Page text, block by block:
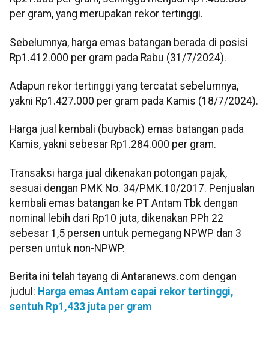
per gram, yang merupakan rekor tertinggi.
Sebelumnya, harga emas batangan berada di posisi
Rp1.412.000 per gram pada Rabu (31/7/2024).
Adapun rekor tertinggi yang tercatat sebelumnya,
yakni Rp1.427.000 per gram pada Kamis (18/7/2024).
Harga jual kembali (buyback) emas batangan pada
Kamis, yakni sebesar Rp1.284.000 per gram.
Transaksi harga jual dikenakan potongan pajak,
sesuai dengan PMK No. 34/PMK.10/2017. Penjualan
kembali emas batangan ke PT Antam Tbk dengan
nominal lebih dari Rp10 juta, dikenakan PPh 22
sebesar 1,5 persen untuk pemegang NPWP dan 3
persen untuk non-NPWP.
Berita ini telah tayang di Antaranews.com dengan
judul: Harga emas Antam capai rekor tertinggi,
sentuh Rp1,433 juta per gram